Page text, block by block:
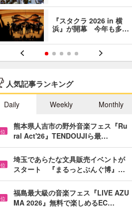
『スタクラ 2026 in 横
浜』が開幕 今年も多…
人気記事ランキング
Daily Weekly Monthly
位
熊本県人吉市の野外音楽フェス『Ru
ral Act'26』TENDOUJIら最…
位
埼玉であらたな文具販売イベントが
スタート 『まるっとぶんぐ博』…
位
福島最大級の音楽フェス『LIVE AZU
MA 2026』無料で楽しめるEC…